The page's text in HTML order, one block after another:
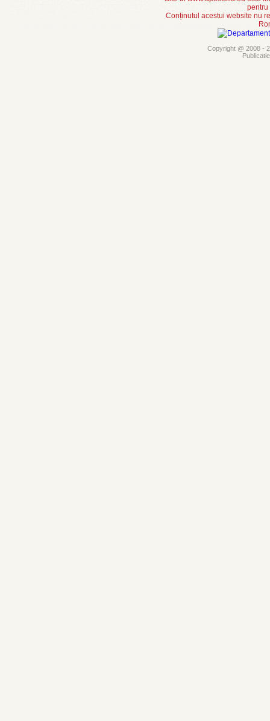
pentru
Conținutul acestui website nu
Copyright @ 2008 -